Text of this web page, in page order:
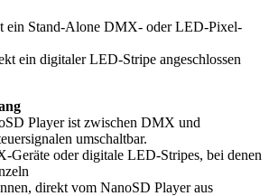
ein Stand-Alone DMX- oder LED-Pixel-
ein digitaler LED-Stripe angeschlossen
Player ist zwischen DMX und
umschaltbar.
Geräte oder digitale LED-Stripes, bei denen
direkt vom NanoSD Player aus